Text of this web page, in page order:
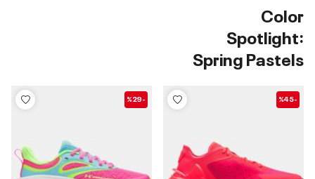
Color
Spotlight:
Spring Pastels
-%45
-%29